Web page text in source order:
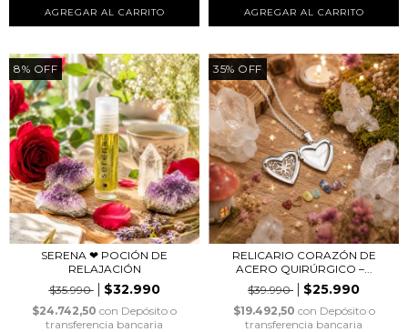
8% OFF
SERENA ❤︎ POCIÓN DE
RELAJACIÓN
$35.990
$32.990
$24.742,50 con Depósito o
transferencia bancaria
35% OFF
RELICARIO CORAZÓN DE
ACERO QUIRÚRGICO –...
$39.990
$25.990
$19.492,50 con Depósito o
transferencia bancaria